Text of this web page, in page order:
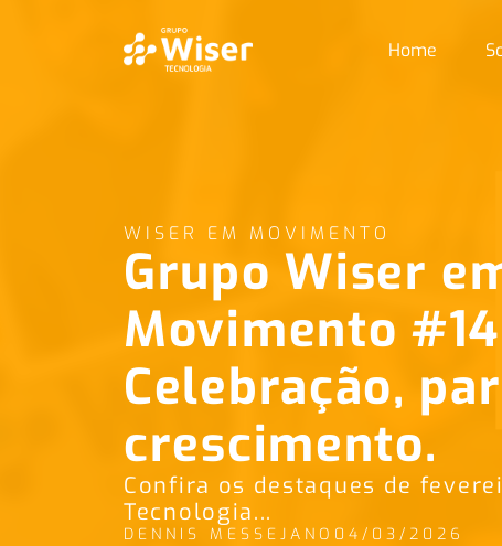
Home
WISER EM MOVIMENTO
Grupo Wiser
Movimento
Celebração,
crescimento.
Confira os destaques de
Tecnologia...
DENNIS MESSEJANO 04/03/2026